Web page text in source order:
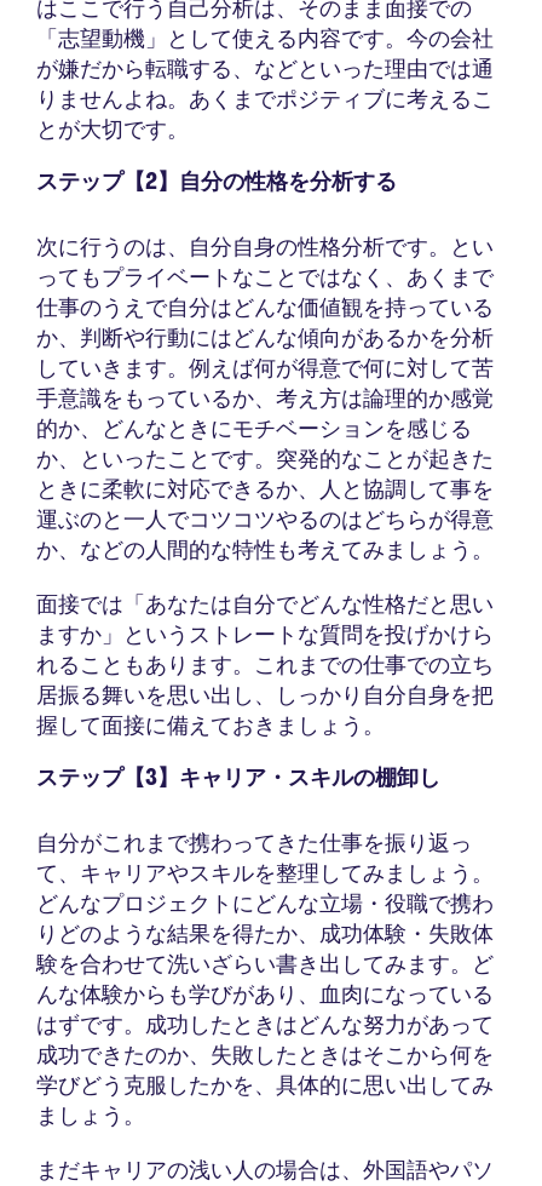
はここで行う自己分析は、そのまま面接での
「志望動機」として使える内容です。今の会社
が嫌だから転職する、などといった理由では通
りませんよね。あくまでポジティブに考えるこ
とが大切です。
ステップ【2】自分の性格を分析する
次に行うのは、自分自身の性格分析です。とい
ってもプライベートなことではなく、あくまで
仕事のうえで自分はどんな価値観を持っている
か、判断や行動にはどんな傾向があるかを分析
していきます。例えば何が得意で何に対して苦
手意識をもっているか、考え方は論理的か感覚
的か、どんなときにモチベーションを感じる
か、といったことです。突発的なことが起きた
ときに柔軟に対応できるか、人と協調して事を
運ぶのと一人でコツコツやるのはどちらが得意
か、などの人間的な特性も考えてみましょう。
面接では「あなたは自分でどんな性格だと思い
ますか」というストレートな質問を投げかけら
れることもあります。これまでの仕事での立ち
居振る舞いを思い出し、しっかり自分自身を把
握して面接に備えておきましょう。
ステップ【3】キャリア・スキルの棚卸し
自分がこれまで携わってきた仕事を振り返っ
て、キャリアやスキルを整理してみましょう。
どんなプロジェクトにどんな立場・役職で携わ
りどのような結果を得たか、成功体験・失敗体
験を合わせて洗いざらい書き出してみます。ど
んな体験からも学びがあり、血肉になっている
はずです。成功したときはどんな努力があって
成功できたのか、失敗したときはそこから何を
学びどう克服したかを、具体的に思い出してみ
ましょう。
まだキャリアの浅い人の場合は、外国語やパソ